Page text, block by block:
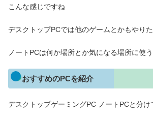
こんな感じですね
デスクトップPCでは他のゲームとかもやり
ノートPCは何か場所とか気になる場所に使
おすすめのPCを紹介
デスクトップゲーミングPC ノートPCと分け